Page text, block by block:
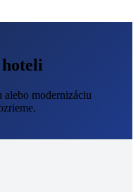
modernizáciu